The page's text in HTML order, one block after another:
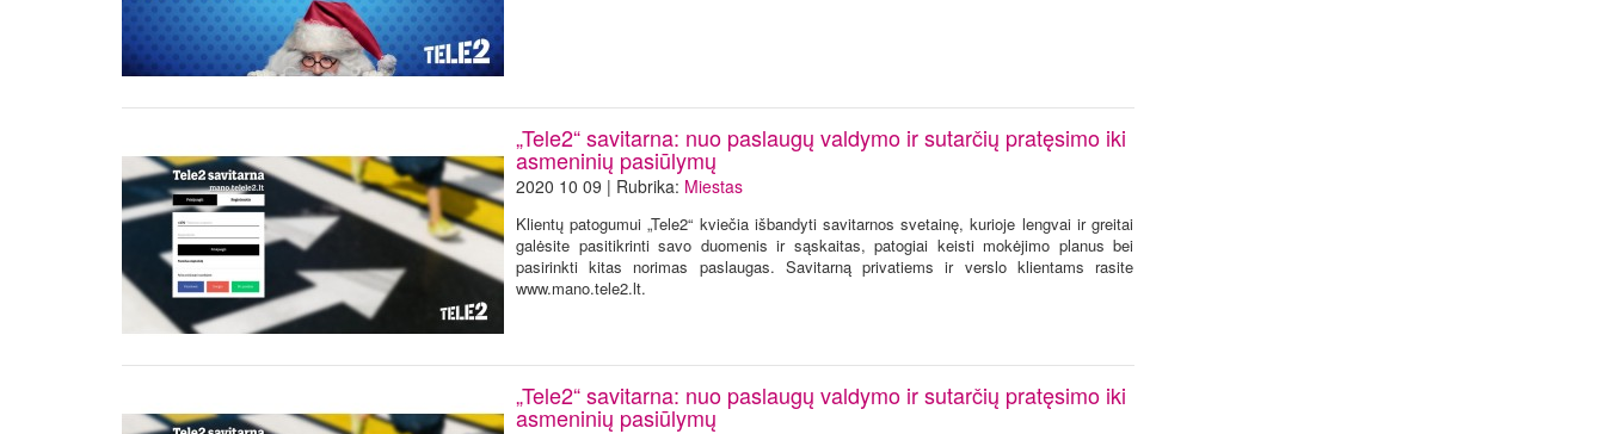
„Tele2“ savitarna: nuo paslaugų valdymo ir sutarčių pratęsimo iki
asmeninių pasiūlymų
2020 10 09 | Rubrika: Miestas
Klientų patogumui „Tele2“ kviečia išbandyti savitarnos svetainę, kurioje lengvai ir greitai
galėsite pasitikrinti savo duomenis ir sąskaitas, patogiai keisti mokėjimo planus bei
pasirinkti kitas norimas paslaugas. Savitarną privatiems ir verslo klientams rasite
www.mano.tele2.lt.
„Tele2“ savitarna: nuo paslaugų valdymo ir sutarčių pratęsimo iki
asmeninių pasiūlymų